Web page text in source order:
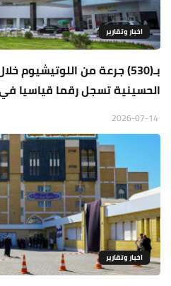
اخبار وتقارير
الحسينية تسجل رقما قياسيا في
اخبار وتقارير